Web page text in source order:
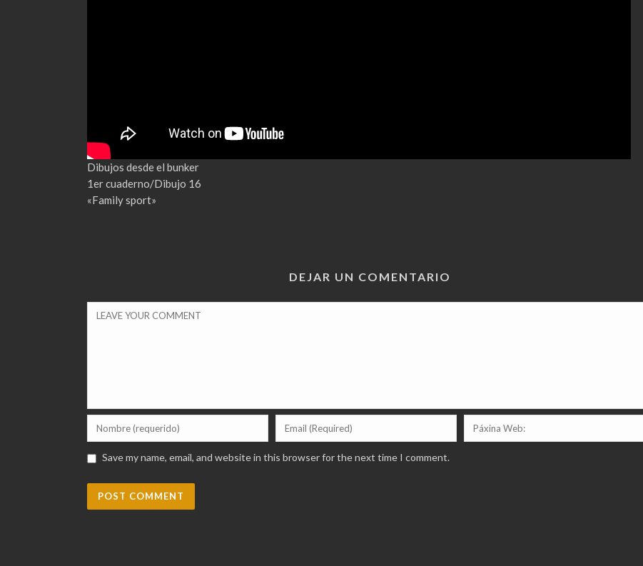
Dibujos desde el bunker
1er cuaderno/Dibujo 16
«Family sport»
DEJAR UN COMENTARIO
Save my name, email, and website in this browser for the next time I comment.